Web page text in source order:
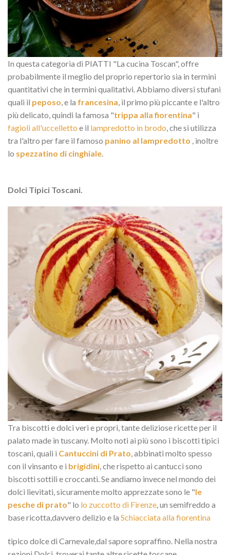
In questa categoria di PIATTI "La cucina Toscan", offre
probabilmente il meglio del proprio repertorio sia in termini
quantitativi che in termini qualitativi. Abbiamo diversi stufani
quali il peposo, e la francesina, il primo più piccante e l'altro
più delicato, quindi la famosa "trippa alla fiorentina" i
fagioli all'uccelletto e il lampredotto in brodo, che si utilizza
tra l'altro per fare il famoso panino al lampredotto , inoltre
lo spezzatino di cinghiale.
Dolci Tipici Toscani.
Tra biscotti e dolci veri e propri, tante deliziose ricette per il
palato made in tuscany. Molto noti ai più sono i biscotti tipici
toscani, quali i Cantuccini di Prato, abbinati molto spesso
con il vinsanto e i brigidini, che rispetto ai cantucci sono
biscotti sottili e croccanti. Se andiamo invece nel mondo dei
dolci lievitati, sicuramente molto apprezzate sono le "le
pesche di prato" lo lo zuccotto di Firenze, un semifreddo a
base ricotta,davvero delizio e la Schiacciata alla fiorentina
tipico dolce di Carnevale,dal sapore sopraffino. Nella nostra